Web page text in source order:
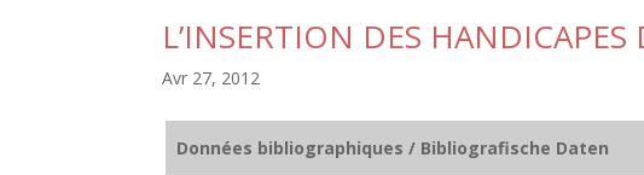
L’INSERTION DES HANDICAPES
Avr 27, 2012
Données bibliographiques / Bibliografische Daten